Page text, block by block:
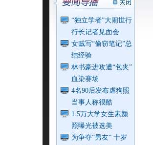
“独立学者”大闹世行
行长记者见面会
女贼写“偷窃笔记”总
结经验
林书豪进攻遭“包夹”
血染赛场
4名90后发布虐狗照
当事人称很酷
1.5万大学女生素颜
照曝光被选美
为争夺“男友” 十岁